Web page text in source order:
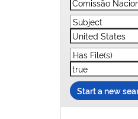
Start a new